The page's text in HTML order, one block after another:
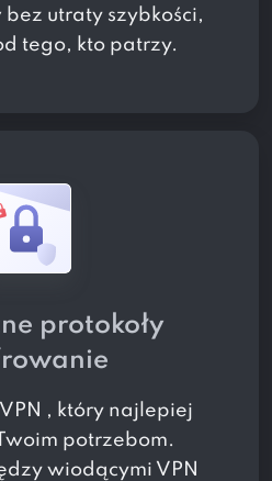
utraty szybkości,
tego, kto patrzy.
protokoły
, który najlepiej
potrzebom.
wiodącymi VPN